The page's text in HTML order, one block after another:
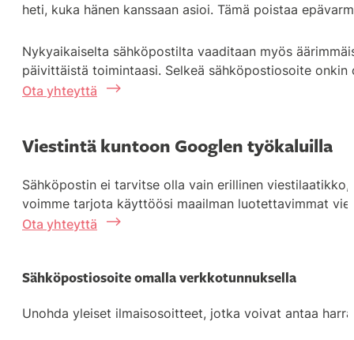
heti, kuka hänen kanssaan asioi. Tämä poistaa
Nykyaikaiselta sähköpostilta vaaditaan myös
päivittäistä toimintaasi. Selkeä sähköpostiosoite
Ota yhteyttä
Viestintä kuntoon Googlen työkaluilla
Sähköpostin ei tarvitse olla vain erillinen
voimme tarjota käyttöösi maailman luotettavimmat
Ota yhteyttä
Sähköpostiosoite omalla verkkotunnuksella
Unohda yleiset ilmaisosoitteet, jotka voivat antaa